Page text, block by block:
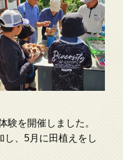
験を開催しました。
し、5月に田植えをし